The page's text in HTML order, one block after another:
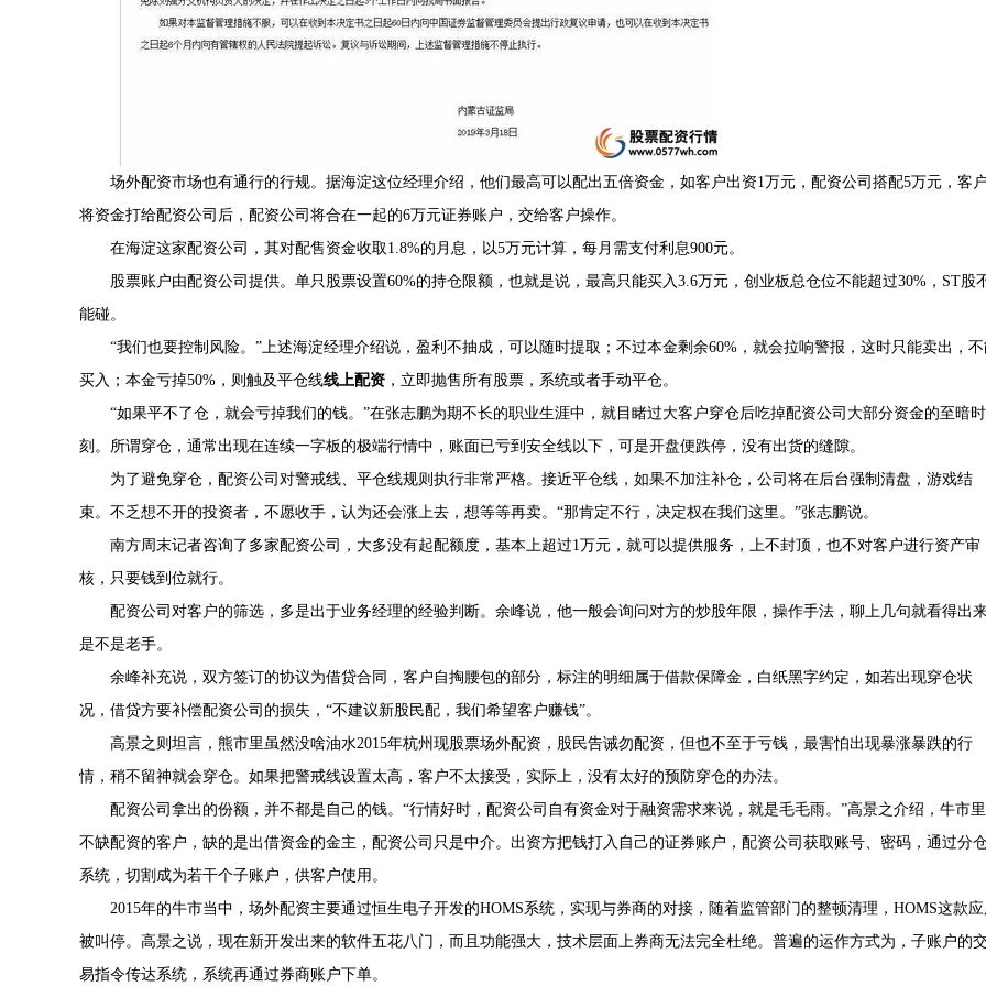
场外配资市场也有通行的行规。据海淀这位经理介绍，他们最高可以配出五倍资金，如客户出资1万元，配资公司搭配5万元，客户
将资金打给配资公司后，配资公司将合在一起的6万元证券账户，交给客户操作。
在海淀这家配资公司，其对配售资金收取1.8%的月息，以5万元计算，每月需支付利息900元。
股票账户由配资公司提供。单只股票设置60%的持仓限额，也就是说，最高只能买入3.6万元，创业板总仓位不能超过30%，ST股
能碰。
“我们也要控制风险。”上述海淀经理介绍说，盈利不抽成，可以随时提取；不过本金剩余60%，就会拉响警报，这时只能卖出，
买入；本金亏掉50%，则触及平仓线线上配资 ，立即抛售所有股票，系统或者手动平仓。
“如果平不了仓，就会亏掉我们的钱。”在张志鹏为期不长的职业生涯中，就目睹过大客户穿仓后吃掉配资公司大部分资金的至暗时
刻。所谓穿仓，通常出现在连续一字板的极端行情中，账面已亏到安全线以下，可是开盘便跌停，没有出货的缝隙。
为了避免穿仓，配资公司对警戒线、平仓线规则执行非常严格。接近平仓线，如果不加注补仓，公司将在后台强制清盘，游戏结
束。不乏想不开的投资者，不愿收手，认为还会涨上去，想等等再卖。“那肯定不行，决定权在我们这里。”张志鹏说。
南方周末记者咨询了多家配资公司，大多没有起配额度，基本上超过1万元，就可以提供服务，上不封顶，也不对客户进行资产审
核，只要钱到位就行。
配资公司对客户的筛选，多是出于业务经理的经验判断。余峰说，他一般会询问对方的炒股年限，操作手法，聊上几句就看得出
是不是老手。
余峰补充说，双方签订的协议为借贷合同，客户自掏腰包的部分，标注的明细属于借款保障金，白纸黑字约定，如若出现穿仓状
况，借贷方要补偿配资公司的损失，“不建议新股民配，我们希望客户赚钱”。
高景之则坦言，熊市里虽然没啥油水2015年杭州现股票场外配资，股民告诫勿配资，但也不至于亏钱，最害怕出现暴涨暴跌的行
情，稍不留神就会穿仓。如果把警戒线设置太高，客户不太接受，实际上，没有太好的预防穿仓的办法。
配资公司拿出的份额，并不都是自己的钱。“行情好时，配资公司自有资金对于融资需求来说，就是毛毛雨。”高景之介绍，牛市里
不缺配资的客户，缺的是出借资金的金主，配资公司只是中介。出资方把钱打入自己的证券账户，配资公司获取账号、密码，通过分
系统，切割成为若干个子账户，供客户使用。
2015年的牛市当中，场外配资主要通过恒生电子开发的HOMS系统，实现与券商的对接，随着监管部门的整顿清理，HOMS这款应
被叫停。高景之说，现在新开发出来的软件五花八门，而且功能强大，技术层面上券商无法完全杜绝。普遍的运作方式为，子账户的
易指令传达系统，系统再通过券商账户下单。